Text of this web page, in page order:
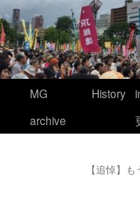
MG
archive
History
【追悼】